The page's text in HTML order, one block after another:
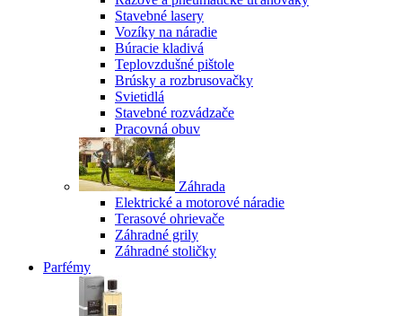
Stavebné lasery
Vozíky na náradie
Búracie kladivá
Teplovzdušné pištole
Brúsky a rozbrusovačky
Svietidlá
Stavebné rozvádzače
Pracovná obuv
Záhrada
Elektrické a motorové náradie
Terasové ohrievače
Záhradné grily
Záhradné stoličky
Parfémy